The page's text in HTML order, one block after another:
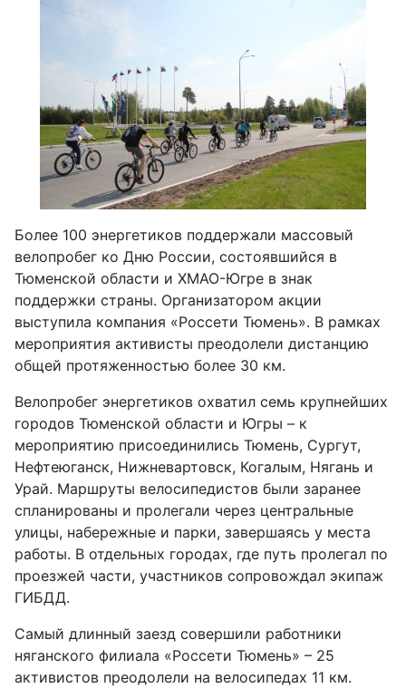
Более 100 энергетиков поддержали массовый
велопробег ко Дню России, состоявшийся в
Тюменской области и ХМАО-Югре в знак
поддержки страны. Организатором акции
выступила компания «Россети Тюмень». В рамках
мероприятия активисты преодолели дистанцию
общей протяженностью более 30 км.
Велопробег энергетиков охватил семь крупнейших
городов Тюменской области и Югры – к
мероприятию присоединились Тюмень, Сургут,
Нефтеюганск, Нижневартовск, Когалым, Нягань и
Урай. Маршруты велосипедистов были заранее
спланированы и пролегали через центральные
улицы, набережные и парки, завершаясь у места
работы. В отдельных городах, где путь пролегал по
проезжей части, участников сопровождал экипаж
ГИБДД.
Самый длинный заезд совершили работники
няганского филиала «Россети Тюмень» – 25
активистов преодолели на велосипедах 11 км.